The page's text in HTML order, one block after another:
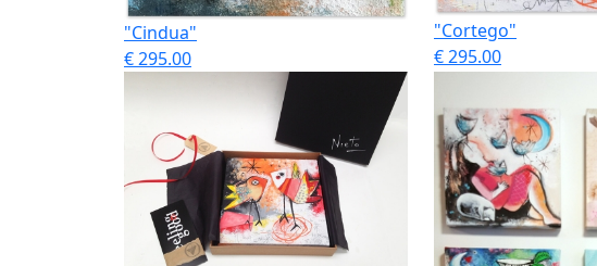
"Cindua"
€ 295.00
"Cortego"
€ 295.00